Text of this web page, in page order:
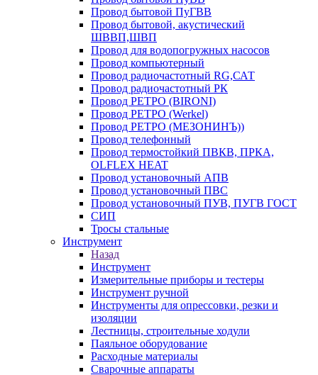
Провод бытовой ПуГВВ
Провод бытовой, акустический
ШВВП,ШВП
Провод для водопогружных насосов
Провод компьютерный
Провод радиочастотный RG,САТ
Провод радиочастотный РК
Провод РЕТРО (BIRONI)
Провод РЕТРО (Werkel)
Провод РЕТРО (МЕЗОНИНЪ))
Провод телефонный
Провод термостойкий ПВКВ, ПРКА,
OLFLEX HEAT
Провод установочный АПВ
Провод установочный ПВС
Провод установочный ПУВ, ПУГВ ГОСТ
СИП
Тросы стальные
Инструмент
Назад
Инструмент
Измерительные приборы и тестеры
Инструмент ручной
Инструменты для опрессовки, резки и
изоляции
Лестницы, строительные ходули
Паяльное оборудование
Расходные материалы
Сварочные аппараты